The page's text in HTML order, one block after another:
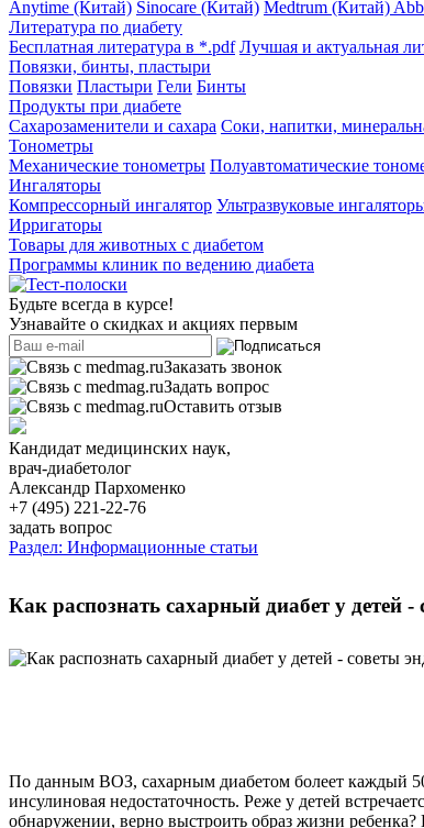
Anytime (Китай) Sinocare (Китай) Medtrum (Китай)
Литература по диабету
Бесплатная литература в *.pdf Лучшая и актуальная
Повязки, бинты, пластыри
Повязки Пластыри Гели Бинты
Продукты при диабете
Сахарозаменители и сахара Соки, напитки,
Тонометры
Механические тонометры Полуавтоматические
Ингаляторы
Компрессорный ингалятор Ультразвуковые
Ирригаторы
Товары для животных с диабетом
Программы клиник по ведению диабета
Будьте всегда в курсе!
Узнавайте о скидках и акциях первым
Заказать звонок
Задать вопрос
Оставить отзыв
Кандидат медицинских наук,
врач-диабетолог
Александр Пархоменко
+7 (495) 221-22-76
задать вопрос
Раздел: Информационные статьи
Как распознать сахарный диабет у детей
По данным ВОЗ, сахарным диабетом болеет каждый
инсулиновая недостаточность. Реже у детей
обнаружении, верно выстроить образ жизни ребенка?